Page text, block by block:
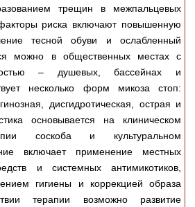
2474
1050
и неотложной помощи
Вход
трещин в межпальцевых
риска включают повышенную
тесной обуви и ослабленный
можно в общественных местах с
– душевых, бассейнах и
несколько форм микоза стоп:
дисгидротическая, острая и
основывается на клиническом
соскоба и культуральном
включает применение местных
и системных антимикотиков,
гигиены и коррекцией образа
терапии возможно развитие